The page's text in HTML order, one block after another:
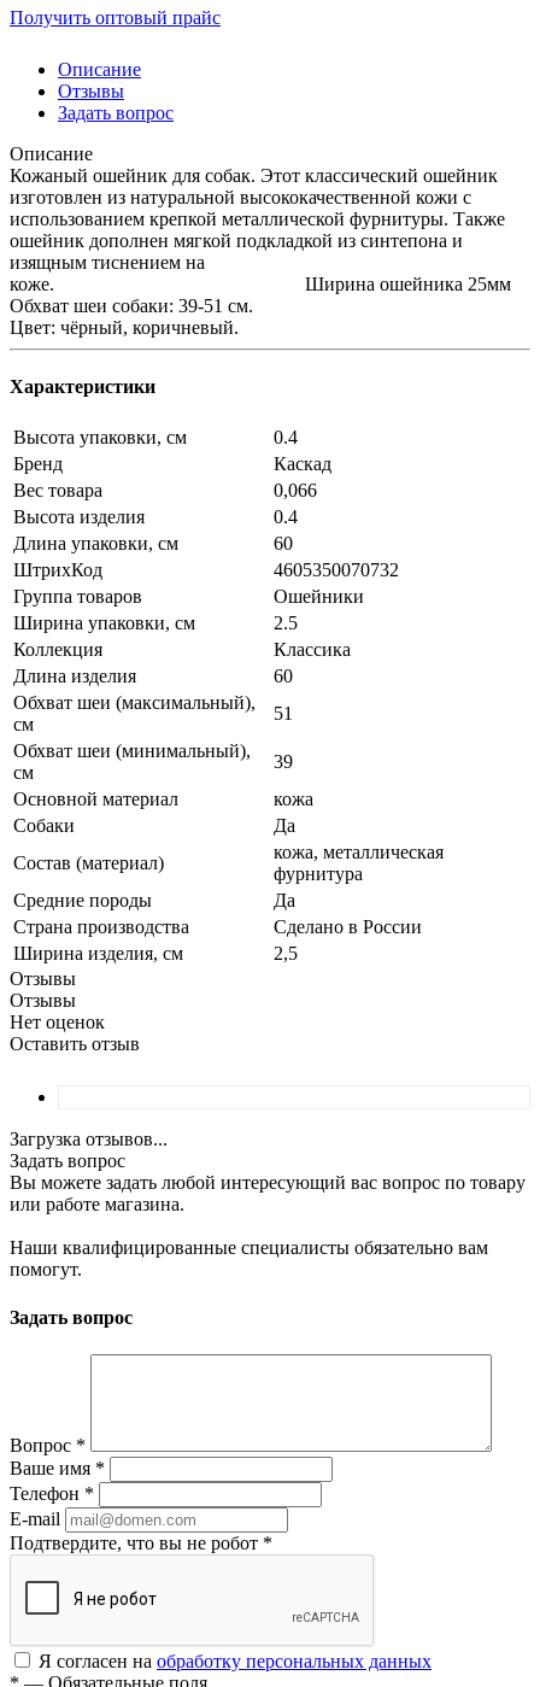
Получить оптовый прайс
Описание
Отзывы
Задать вопрос
Описание
Кожаный ошейник для собак. Этот классический ошейник
изготовлен из натуральной высококачественной кожи с
использованием крепкой металлической фурнитуры. Также
ошейник дополнен мягкой подкладкой из синтепона и
изящным тиснением на
коже. Ширина ошейника 25мм
Обхват шеи собаки: 39-51 см.
Цвет: чёрный, коричневый.
Характеристики
Высота упаковки, см
0.4
Бренд
Каскад
Вес товара
0,066
Высота изделия
0.4
Длина упаковки, см
60
ШтрихКод
4605350070732
Группа товаров
Ошейники
Ширина упаковки, см
2.5
Коллекция
Классика
Длина изделия
60
Обхват шеи (максимальный),
см
51
Обхват шеи (минимальный),
см
39
Основной материал
кожа
Собаки
Да
Состав (материал)
кожа, металлическая
фурнитура
Средние породы
Да
Страна производства
Сделано в России
Ширина изделия, см
2,5
Отзывы
Отзывы
Нет оценок
Оставить отзыв
Загрузка отзывов...
Задать вопрос
Вы можете задать любой интересующий вас вопрос по товару
или работе магазина.
Наши квалифицированные специалисты обязательно вам
помогут.
Задать вопрос
Вопрос *
Ваше имя *
Телефон *
E-mail
Подтвердите, что вы не робот *
Я согласен на обработку персональных данных
* — Обязательные поля